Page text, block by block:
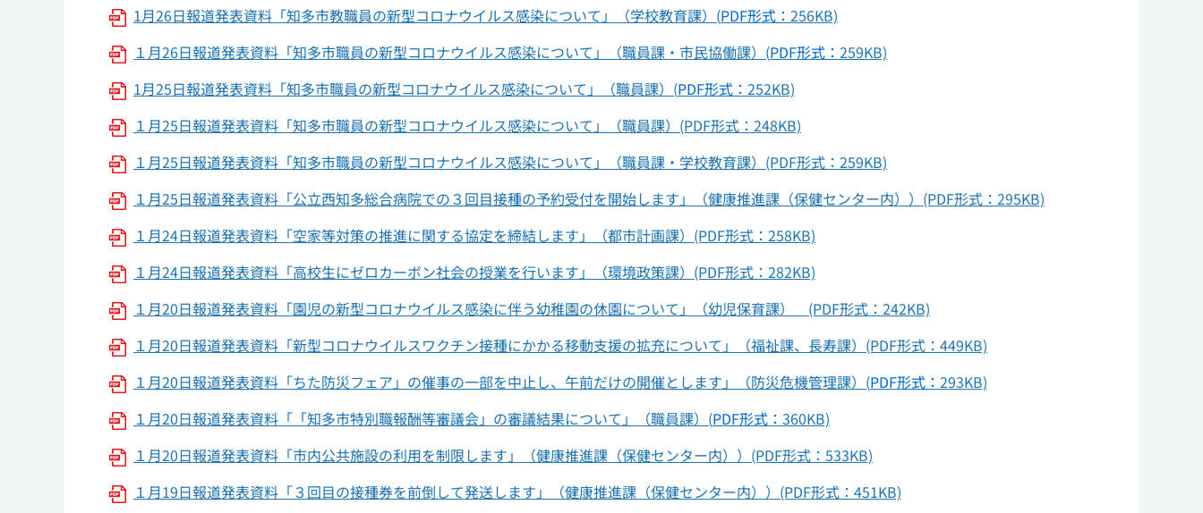
1月26日報道発表資料「知多市教職員の新型コロナウイルス感染について」（学校教育課）(PDF形式： 256KB)
１月26日報道発表資料「知多市職員の新型コロナウイルス感染について」（職員課・市民協働課）(PDF形式： 259KB)
1月25日報道発表資料「知多市職員の新型コロナウイルス感染について」（職員課）(PDF形式： 252KB)
１月25日報道発表資料「知多市職員の新型コロナウイルス感染について」（職員課）(PDF形式：248KB)
１月25日報道発表資料「知多市職員の新型コロナウイルス感染について」（職員課・学校教育課）(PDF形式：259KB)
１月25日報道発表資料「公立西知多総合病院での３回目接種の予約受付を開始します」（健康推進課（保健センター内））(PDF形式：295KB)
１月24日報道発表資料「空家等対策の推進に関する協定を締結します」（都市計画課）(PDF形式：258KB)
１月24日報道発表資料「高校生にゼロカーボン社会の授業を行います」（環境政策課）(PDF形式：282KB)
１月20日報道発表資料「園児の新型コロナウイルス感染に伴う幼稚園の休園について」（幼児保育課） (PDF形式：242KB)
１月20日報道発表資料「新型コロナウイルスワクチン接種にかかる移動支援の拡充について」（福祉課、長寿課）(PDF形式：449KB)
１月20日報道発表資料「ちた防災フェア」の催事の一部を中止し、午前だけの開催とします」（防災危機管理課）(PDF形式： 293KB)
１月20日報道発表資料「「知多市特別職報酬等審議会」の審議結果について」（職員課）(PDF形式： 360KB)
１月20日報道発表資料「市内公共施設の利用を制限します」（健康推進課（保健センター内））(PDF形式：533KB)
１月19日報道発表資料「３回目の接種券を前倒して発送します」（健康推進課（保健センター内））(PDF形式：451KB)